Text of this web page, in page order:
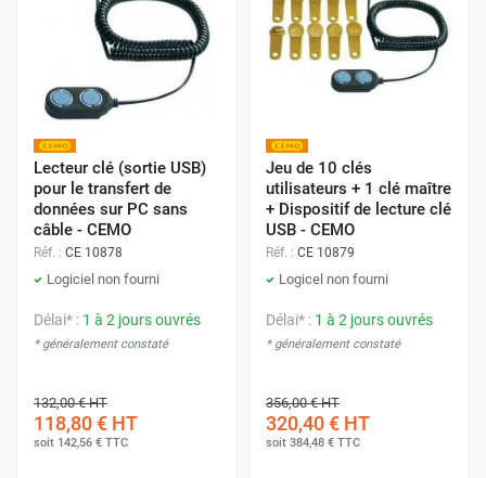
Lecteur clé (sortie USB)
pour le transfert de
données sur PC sans
câble - CEMO
Réf. : CE 10878
Logiciel non fourni
Délai* : 1 à 2 jours ouvrés
* généralement constaté
132,00 €HT
118,80 € HT
soit 142,56 € TTC
Jeu de 10 clés
utilisateurs + 1 clé maître
+ Dispositif de lecture clé
USB - CEMO
Réf. : CE 10879
Logicel non fourni
Délai* : 1 à 2 jours ouvrés
* généralement constaté
356,00 €HT
320,40 € HT
soit 384,48 € TTC